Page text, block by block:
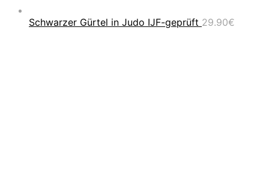
Schwarzer Gürtel in Judo IJF-geprüft 29.90€